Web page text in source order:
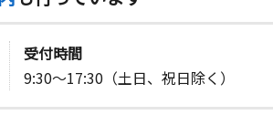
受付時間
9:30～17:30（土日、祝日除く）